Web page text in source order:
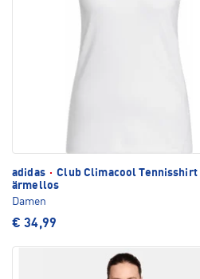
adidas · Club Climacool Tennisshirt
ärmellos
Damen
€ 34,99